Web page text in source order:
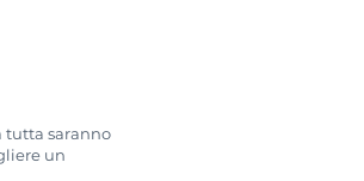
tutta saranno
un